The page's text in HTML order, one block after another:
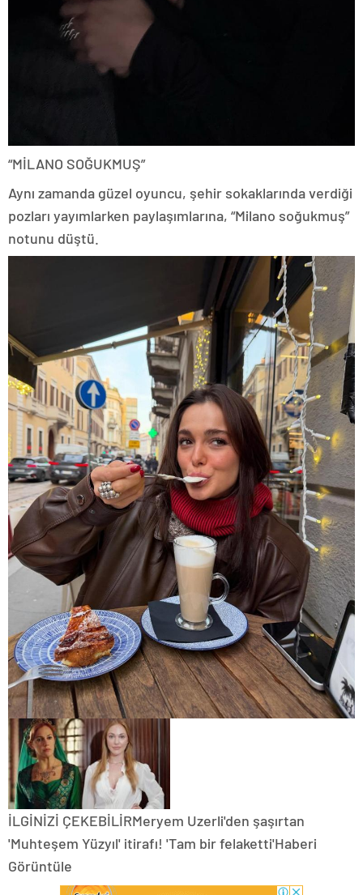
“MİLANO SOĞUKMUŞ”
Aynı zamanda güzel oyuncu, şehir sokaklarında verdiği
pozları yayımlarken paylaşımlarına, “Milano soğukmuş”
notunu düştü.
İLGİNİZİ ÇEKEBİLİRMeryem Uzerli'den şaşırtan
'Muhteşem Yüzyıl' itirafı! 'Tam bir felaketti'Haberi
Görüntüle